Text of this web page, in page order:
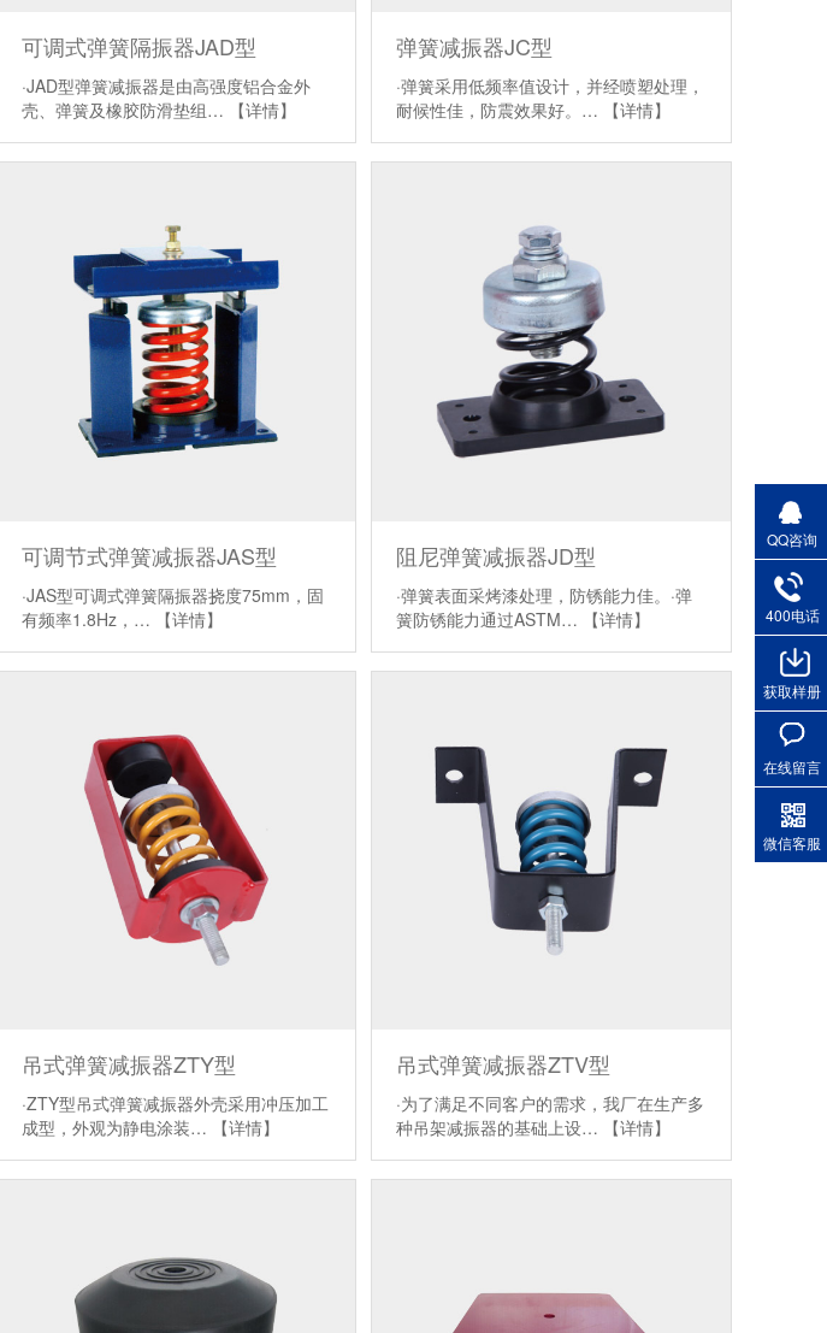
可调式弹簧隔振器JAD型
·JAD型弹簧减振器是由高强度铝合金外
壳、弹簧及橡胶防滑垫组…
【详情】
弹簧减振器JC型
·弹簧采用低频率值设计，并经喷塑处理，
耐候性佳，防震效果好。…
【详情】
可调节式弹簧减振器JAS型
·JAS型可调式弹簧隔振器挠度75mm，固
有频率1.8Hz，…
【详情】
阻尼弹簧减振器JD型
·弹簧表面采烤漆处理，防锈能力佳。·弹
簧防锈能力通过ASTM…
【详情】
吊式弹簧减振器ZTY型
·ZTY型吊式弹簧减振器外壳采用冲压加工
成型，外观为静电涂装…
【详情】
吊式弹簧减振器ZTV型
·为了满足不同客户的需求，我厂在生产多
种吊架减振器的基础上设…
【详情】
QQ咨询
400电话
获取样册
在线留言
微信客服